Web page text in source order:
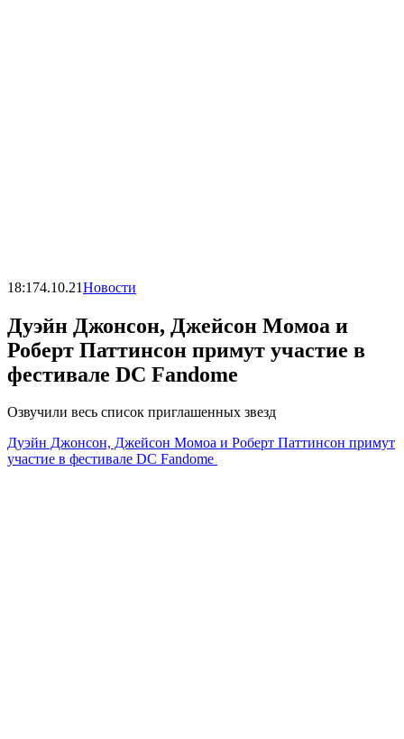
18:174.10.21Новости
Дуэйн Джонсон, Джейсон Момоа и
Роберт Паттинсон примут участие в
фестивале DC Fandome
Озвучили весь список приглашенных звезд
Дуэйн Джонсон, Джейсон Момоа и Роберт Паттинсон примут
участие в фестивале DC Fandome